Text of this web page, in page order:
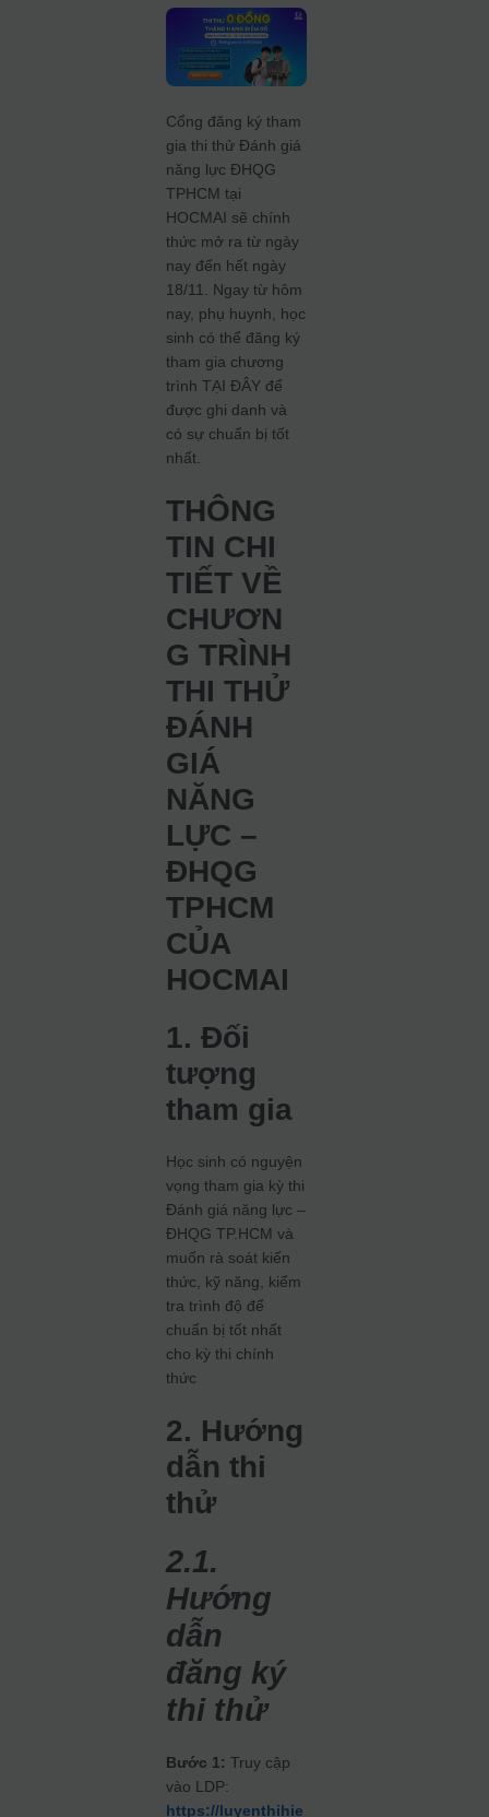
Cổng đăng ký tham
gia thi thử Đánh giá
năng lực ĐHQG
TPHCM tại
HOCMAI sẽ chính
thức mở ra từ ngày
nay đến hết ngày
18/11. Ngay từ hôm
nay, phụ huynh, học
sinh có thể đăng ký
tham gia chương
trình TẠI ĐÂY để
được ghi danh và
có sự chuẩn bị tốt
nhất.
THÔNG
TIN CHI
TIẾT VỀ
CHƯƠN
G TRÌNH
THI THỬ
ĐÁNH
GIÁ
NĂNG
LỰC –
ĐHQG
TPHCM
CỦA
HOCMAI
1. Đối
tượng
tham gia
Học sinh có nguyện
vọng tham gia kỳ thi
Đánh giá năng lực –
ĐHQG TP.HCM và
muốn rà soát kiến
thức, kỹ năng, kiểm
tra trình độ để
chuẩn bị tốt nhất
cho kỳ thi chính
thức
2. Hướng
dẫn thi
thử
2.1.
Hướng
dẫn
đăng ký
thi thử
Bước 1:Truy cập
vào LDP:
https://luyenthihie